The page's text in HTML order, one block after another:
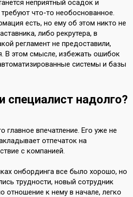
неприятный осадок и
требуют что-то необоснованное.
есть, но ему об этом никто не
либо рекрутера, в
регламент не предоставили,
В этом смысле, избежать ошибок
системы и базы
специалист надолго?
главное впечатление. Его уже не
отпечаток на
с компанией.
онбординга все было хорошо, но
трудности, новый сотрудник
отношение к нему в начале, легко